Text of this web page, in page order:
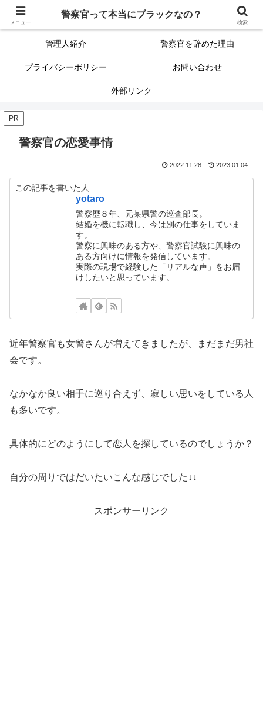
警察官って本当にブラックなの？ サイトマップ（記事一覧）
管理人紹介 警察官を辞めた理由
プライバシーポリシー お問い合わせ
外部リンク
PR
警察官の恋愛事情
2022.11.28 2023.01.04
この記事を書いた人
yotaro
警察歴８年、元某県警の巡査部長。
結婚を機に転職し、今は別の仕事をしていま
す。
警察に興味のある方や、警察官試験に興味の
ある方向けに情報を発信しています。
実際の現場で経験した「リアルな声」をお届
けしたいと思っています。
近年警察官も女警さんが増えてきましたが、まだまだ男社
会です。
なかなか良い相手に巡り合えず、寂しい思いをしている人
も多いです。
具体的にどのようにして恋人を探しているのでしょうか？
自分の周りではだいたいこんな感じでした↓↓
スポンサーリンク
メニュー
警察官って本当にブラックなの？
検索